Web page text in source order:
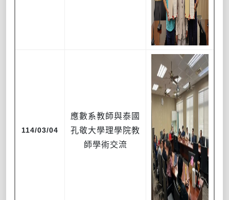
114/03/04
應數系教師與泰國
孔敬大學理學院教
師學術交流